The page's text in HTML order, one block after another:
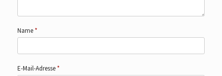
Name*
E-Mail-Adresse*